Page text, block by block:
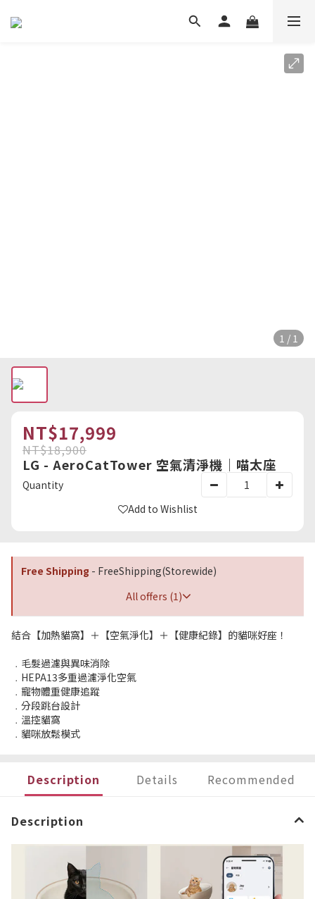
1 / 1
NT$17,999
NT$18,900
LG - AeroCatTower 空氣清淨機｜喵太座
Quantity
Add to Wishlist
Free Shipping - FreeShipping(Storewide)
All offers (1)
結合【加熱貓窩】＋【空氣淨化】＋【健康紀錄】的貓咪好座！
﹒毛髮過濾與異味消除
﹒HEPA13多重過濾淨化空氣
﹒寵物體重健康追蹤
﹒分段跳台設計
﹒溫控貓窩
﹒貓咪放鬆模式
Description Details Recommended
Description